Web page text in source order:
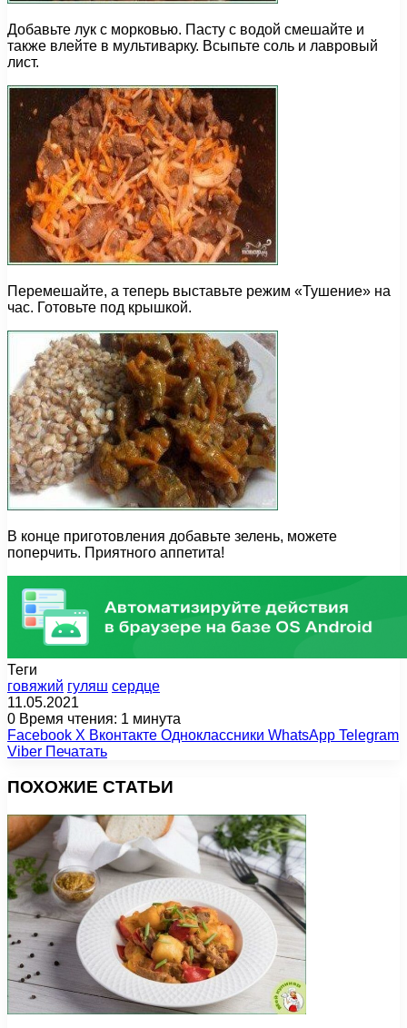
Добавьте лук с морковью. Пасту с водой смешайте и
также влейте в мультиварку. Всыпьте соль и лавровый
лист.
Перемешайте, а теперь выставьте режим «Тушение» на
час. Готовьте под крышкой.
В конце приготовления добавьте зелень, можете
поперчить. Приятного аппетита!
Теги
говяжий гуляш сердце
11.05.2021
0 Время чтения: 1 минута
Facebook X Вконтакте Одноклассники WhatsApp Telegram
Viber Печатать
ПОХОЖИЕ СТАТЬИ